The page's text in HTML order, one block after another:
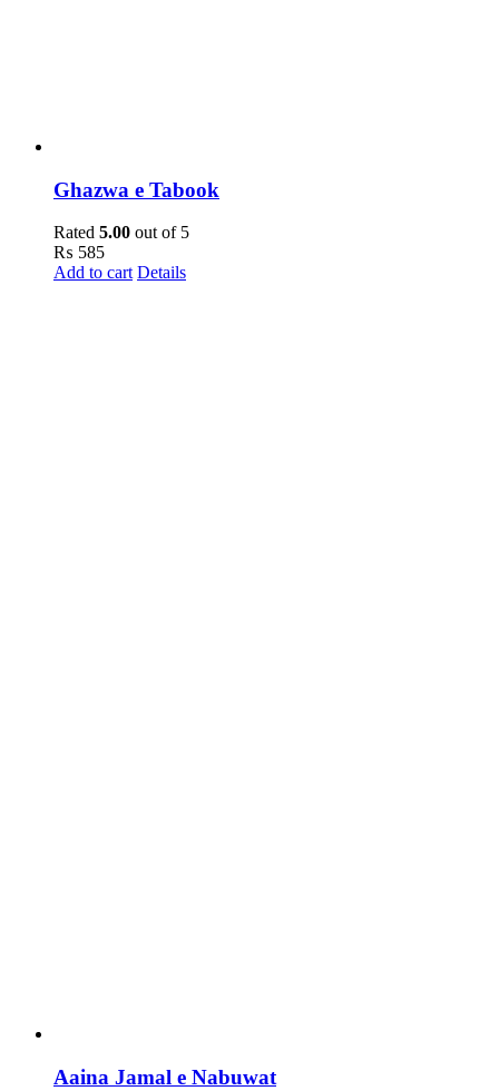
Ghazwa e Tabook
Rated 5.00 out of 5
₨ 585
Add to cart Details
Aaina Jamal e Nabuwat